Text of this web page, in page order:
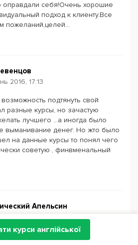
оправдали себя!Очень хорошие
подход к клиенту.Все
пожеланий,целей...
2016, 17:13
подтянуть свой
разные курсы, но зачастую
лучшего ...а иногда было
выманивание денег. Но жто было
на данные курсы то понял чего
советую , финвменальный
Апельсин
в этом центре. Наталья - это
курси англійської